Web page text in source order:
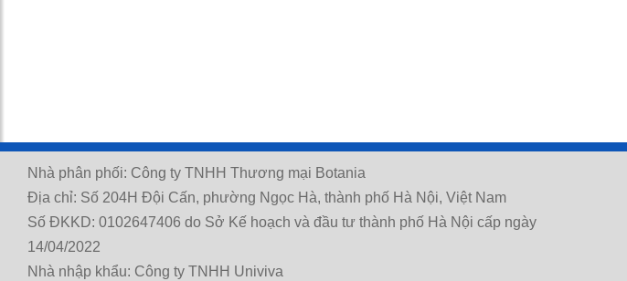
Nhà phân phối: Công ty TNHH Thương mại Botania
Địa chỉ: Số 204H Đội Cấn, phường Ngọc Hà, thành phố Hà Nội, Việt Nam
Số ĐKKD: 0102647406 do Sở Kế hoạch và đầu tư thành phố Hà Nội cấp ngày
14/04/2022
Nhà nhập khẩu: Công ty TNHH Univiva